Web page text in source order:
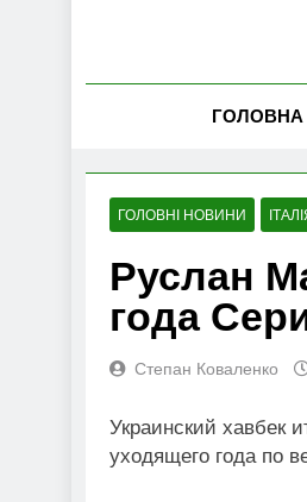
ГОЛОВНА
ГОЛОВНІ НОВИНИ
Руслан
года
Степан Коваленко
Украинский хавбек
уходящего года по